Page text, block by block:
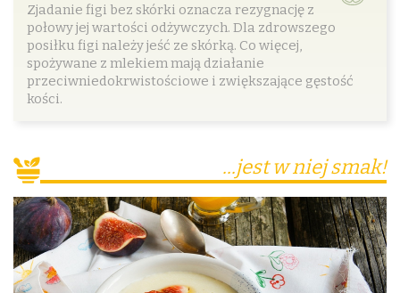
Zjadanie figi bez skórki oznacza rezygnację z
połowy jej wartości odżywczych. Dla zdrowszego
posiłku figi należy jeść ze skórką. Co więcej,
spożywane z mlekiem mają działanie
przeciwniedokrwistościowe i zwiększające gęstość
kości.
...jest w niej smak!